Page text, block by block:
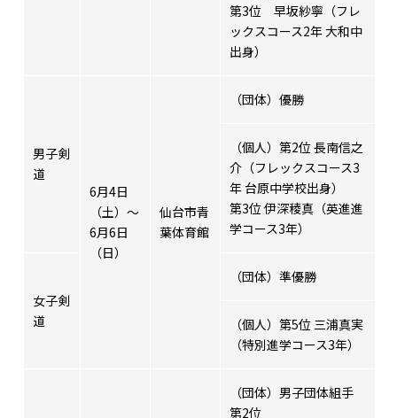
第3位 早坂紗寧（フレ
ックスコース2年 大和中
出身）
男子剣
道
6月4日
（土）～
6月6日
（日）
仙台市青
葉体育館
（団体）優勝
（個人）第2位 長南信之
介（フレックスコース3
年 台原中学校出身）
第3位 伊深稜真（英進進
学コース3年）
女子剣
道
（団体）準優勝
（個人）第5位 三浦真実
（特別進学コース3年）
（団体）男子団体組手
第2位